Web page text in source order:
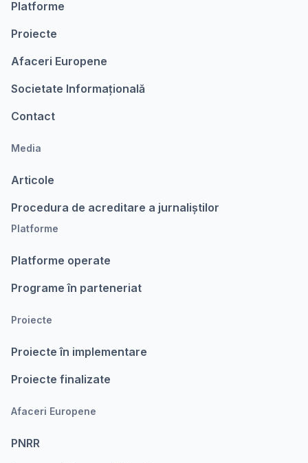
Platforme
Proiecte
Afaceri Europene
Societate Informațională
Contact
Media
Articole
Procedura de acreditare a jurnaliștilor
Platforme
Platforme operate
Programe în parteneriat
Proiecte
Proiecte în implementare
Proiecte finalizate
Afaceri Europene
PNRR